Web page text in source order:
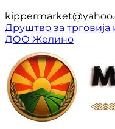
Друштво за
ДОО Желино